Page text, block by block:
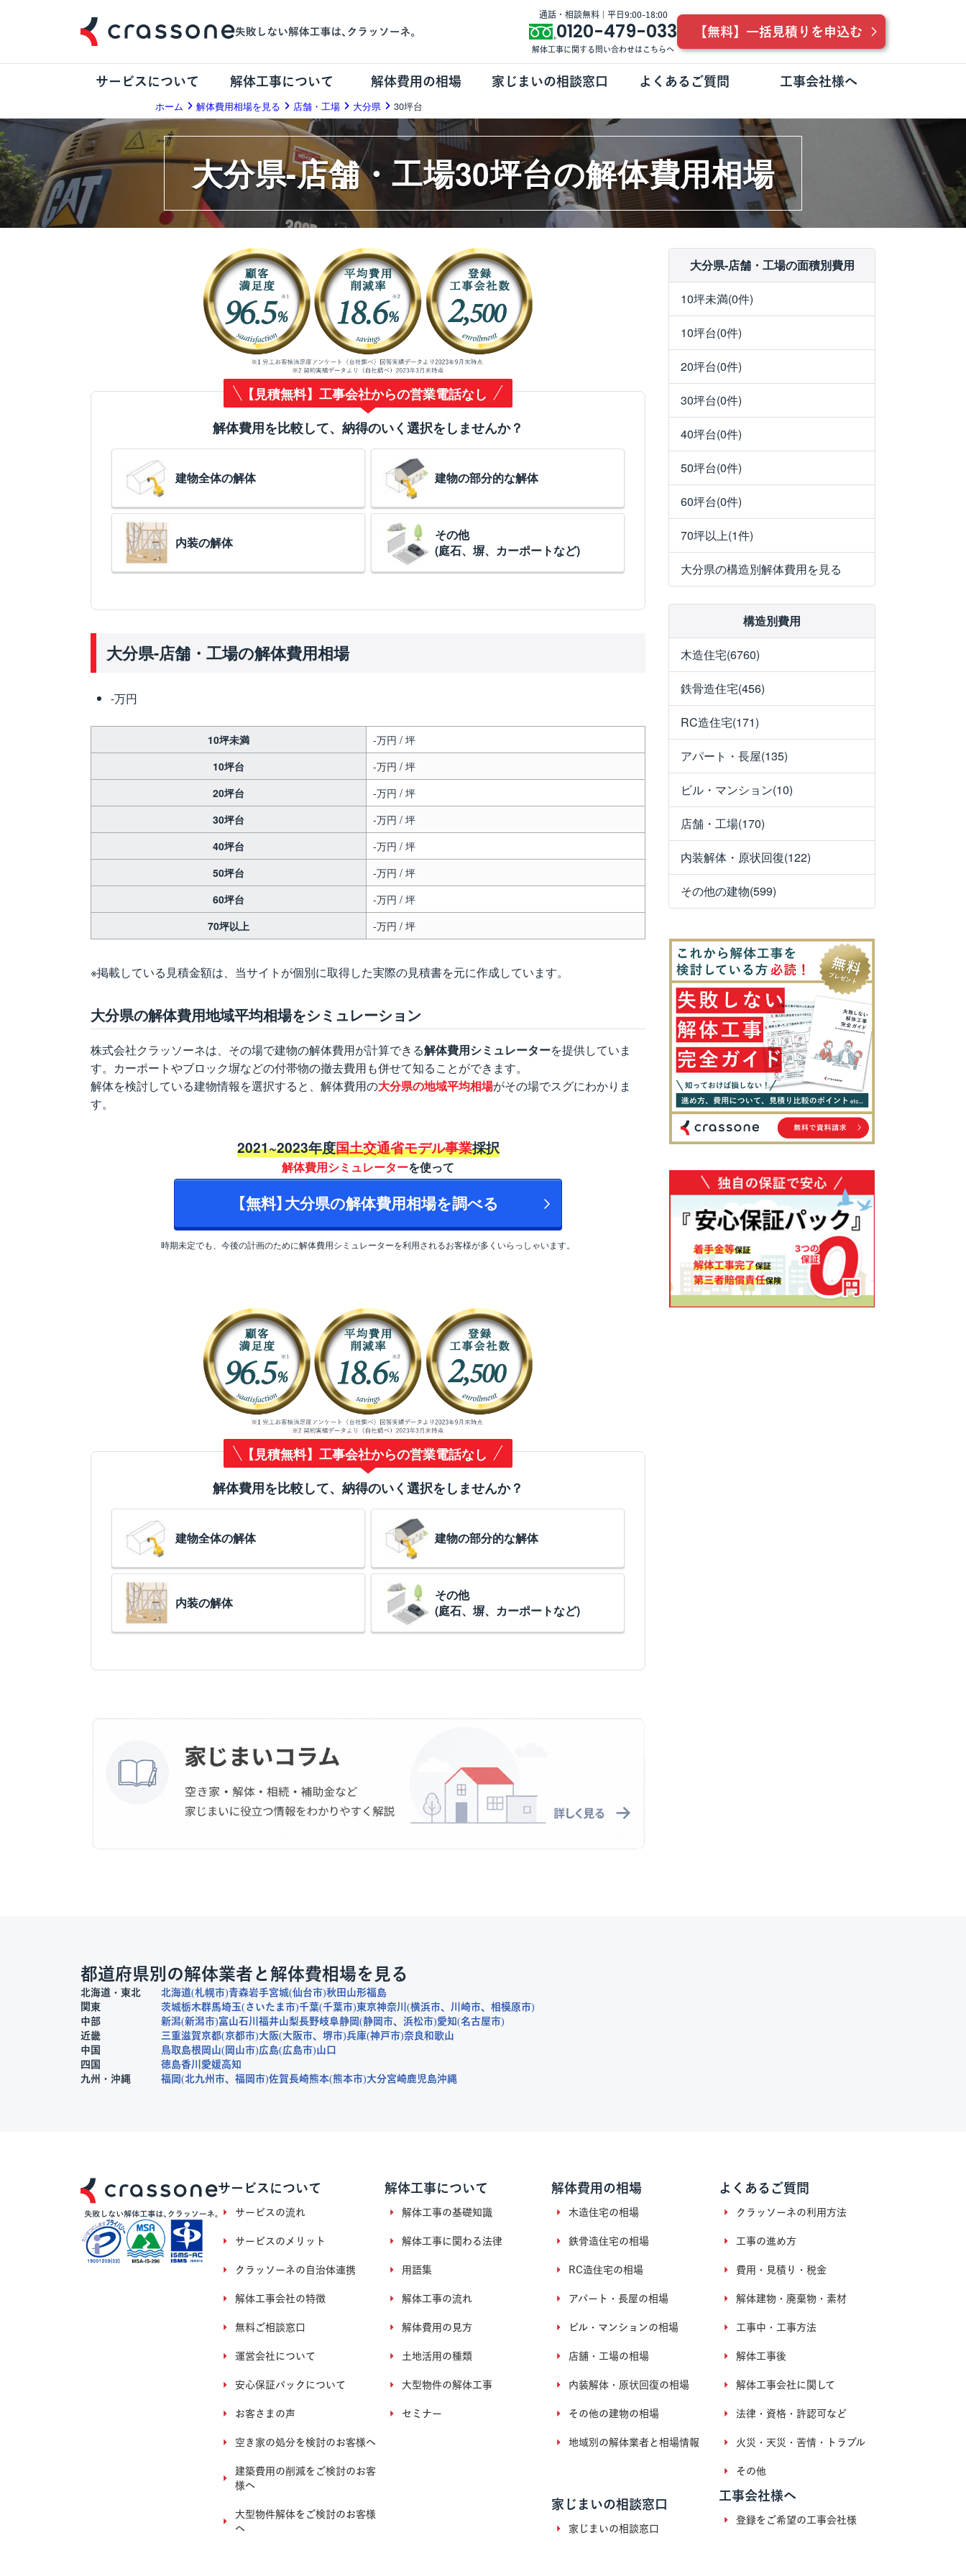
通話・相談無料 | 平日9:00-18:00
0120-479-033
解体工事に関する問い合わせはこちらへ
【無料】一括見積りを申込む
サービスについて 解体工事について 解体費用の相場 家じまいの相談窓口 よくあるご質問 工事会社様へ
ホーム 解体費用相場を見る 店舗・工場 大分県 30坪台
大分県-店舗・工場30坪台の解体費用相場
【見積無料】工事会社からの営業電話なし
解体費用を比較して、納得のいく選択をしませんか？
建物全体の解体 建物の部分的な解体
内装の解体
その他
(庭石、塀、カーポートなど)
大分県-店舗・工場の解体費用相場
-万円
10坪未満
-万円 / 坪
10坪台
-万円 / 坪
20坪台
-万円 / 坪
30坪台
-万円 / 坪
40坪台
-万円 / 坪
50坪台
-万円 / 坪
60坪台
-万円 / 坪
70坪以上
-万円 / 坪
※掲載している見積金額は、当サイトが個別に取得した実際の見積書を元に作成しています。
大分県の解体費用地域平均相場をシミュレーション
株式会社クラッソーネは、その場で建物の解体費用が計算できる解体費用シミュレーターを提供していま
す。カーポートやブロック塀などの付帯物の撤去費用も併せて知ることができます。
解体を検討している建物情報を選択すると、解体費用の大分県の地域平均相場がその場でスグにわかりま
す。
2021~2023年度国土交通省モデル事業採択
解体費用シミュレーターを使って
【無料】大分県の解体費用相場を調べる
時期未定でも、今後の計画のために解体費用シミュレーターを利用されるお客様が多くいらっしゃいます。
【見積無料】工事会社からの営業電話なし
解体費用を比較して、納得のいく選択をしませんか？
建物全体の解体 建物の部分的な解体
内装の解体
その他
(庭石、塀、カーポートなど)
大分県-店舗・工場の面積別費用
10坪未満(0件)
10坪台(0件)
20坪台(0件)
30坪台(0件)
40坪台(0件)
50坪台(0件)
60坪台(0件)
70坪以上(1件)
大分県の構造別解体費用を見る
構造別費用
木造住宅(6760)
鉄骨造住宅(456)
RC造住宅(171)
アパート・長屋(135)
ビル・マンション(10)
店舗・工場(170)
内装解体・原状回復(122)
その他の建物(599)
都道府県別の解体業者と解体費相場を見る
北海道・東北 北海道 札幌市 青森岩手宮城 仙台市 秋田 山形福島
関東
茨城栃木群馬埼玉 さいたま市 千葉 千葉市 東京神奈川 横浜市 川崎市
相模原市
中部
新潟 新潟市 富山石川 福井山梨長野岐阜静岡 静岡市 浜松市 愛知 名古屋市
近畿
三重滋賀京都 京都市 大阪 大阪市 堺市 兵庫 神戸市 奈良和歌山
中国
鳥取島根 岡山 岡山市 広島 広島市 山口
四国
徳島香川 愛媛高知
九州・沖縄
福岡 北九州市 福岡市 佐賀長崎熊本 熊本市 大分宮崎鹿児島沖縄
サービスについて
サービスの流れ
サービスのメリット
クラッソーネの自治体連携
解体工事会社の特徴
無料ご相談窓口
運営会社について
安心保証パックについて
お客さまの声
空き家の処分を検討のお客様へ
建築費用の削減をご検討のお客
様へ
大型物件解体をご検討のお客様
へ
解体工事について
解体工事の基礎知識
解体工事に関わる法律
用語集
解体工事の流れ
解体費用の見方
土地活用の種類
大型物件の解体工事
セミナー
解体費用の相場
木造住宅の相場
鉄骨造住宅の相場
RC造住宅の相場
アパート・長屋の相場
ビル・マンションの相場
店舗・工場の相場
内装解体・原状回復の相場
その他の建物の相場
地域別の解体業者と相場情報
家じまいの相談窓口
家じまいの相談窓口
よくあるご質問
クラッソーネの利用方法
工事の進め方
費用・見積り・税金
解体建物・廃棄物・素材
工事中・工事方法
解体工事後
解体工事会社に関して
法律・資格・許認可など
火災・天災・苦情・トラブル
その他
工事会社様へ
登録をご希望の工事会社様